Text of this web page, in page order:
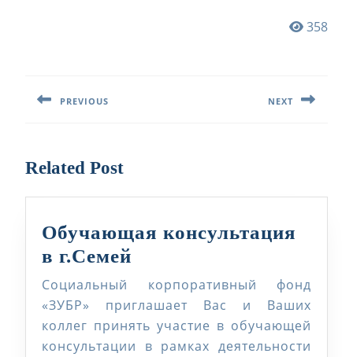
358
записям
PREVIOUS NEXT
Related Post
Обучающая консультация
в г.Семей
консультация
в
г.Семей
Социальный корпоративный фонд
«ЗУБР» приглашает Вас и Ваших
коллег принять участие в обучающей
консультации в рамках деятельности